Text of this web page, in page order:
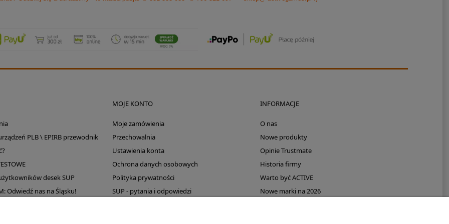
PLB \ EPIRB przewodnik
desek SUP
Odwiedź nas na Śląsku!
MOJE KONTO
Moje zamówienia
Przechowalnia
Ustawienia konta
Ochrona danych osobowych
Polityka prywatności
SUP - pytania i odpowiedzi
INFORMACJE
O nas
Nowe produkty
Opinie Trustmate
Historia firmy
Warto być ACTIVE
Nowe marki na 2026